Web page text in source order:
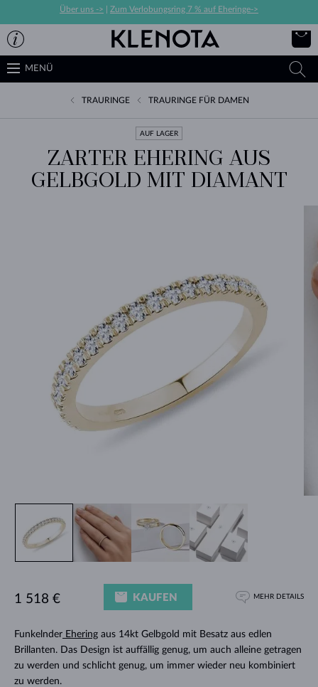
Über uns -> Zum Verlobungsring 7 % auf Eheringe->
MENÜ
TRAURINGE TRAURINGE FÜR DAMEN
AUF LAGER
ZARTER EHERING AUS
GELBGOLD MIT DIAMANT
FunkelnderEheringaus 14kt Gelbgold mit Besatz aus edlen
Brillanten. Das Design ist auffällig genug, um auch alleine getragen
zu werden und schlicht genug, um immer wieder neu kombiniert
zu werden.
1 518 € KAUFEN MEHR DETAILS